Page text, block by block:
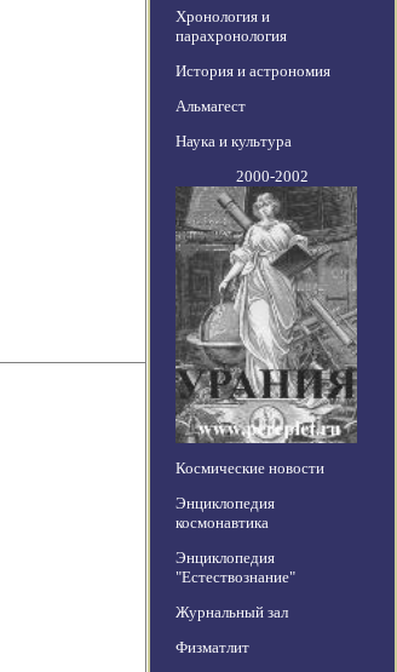
Хронология и
парахронология
История и астрономия
Альмагест
Наука и культура
2000-2002
Космические новости
Энциклопедия
космонавтика
Энциклопедия
"Естествознание"
Журнальный зал
Физматлит